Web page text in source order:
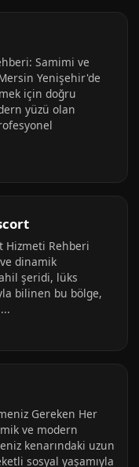
Samimi ve
Yenişehir'de
için doğru
yüzü olan
Hizmeti Rehberi
dinamik
şeridi, lüks
bilinen bu bölge,
Gereken Her
ve modern
kenarındaki uzun
sosyal yaşamıyla